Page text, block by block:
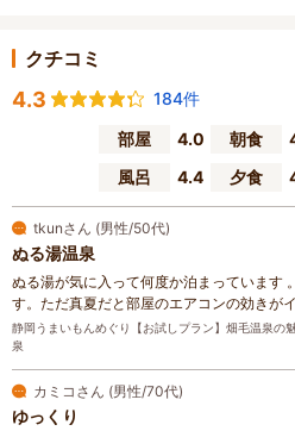
クチコミ
4.3
184件
部屋
4.0 朝食
風呂
4.4 夕食
tkunさん (男性/50代)
ぬる湯温泉
ぬる湯が気に入って何度か泊まっています
す。ただ真夏だと部屋のエアコンの効きが
静岡うまいもんめぐり【お試しプラン】畑毛温泉の
泉
カミコさん (男性/70代)
ゆっくり